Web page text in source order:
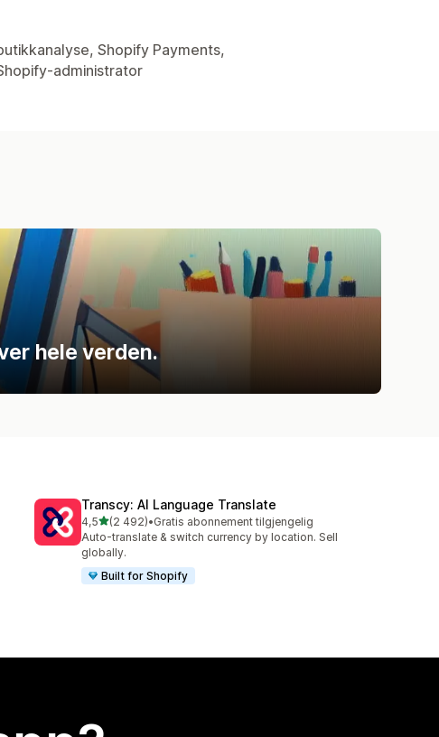
Shopify Payments,
administrator
hele verden.
Transcy: AI Language Translate
4,5av 5 stjerner
(2 492)
Totalt 2492 omtaler
•Gratis abonnement tilgjengelig
Auto-translate & switch currency by location. Sell
globally.
Built for Shopify